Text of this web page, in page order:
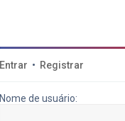
Entrar • Registrar
Nome de usuário: